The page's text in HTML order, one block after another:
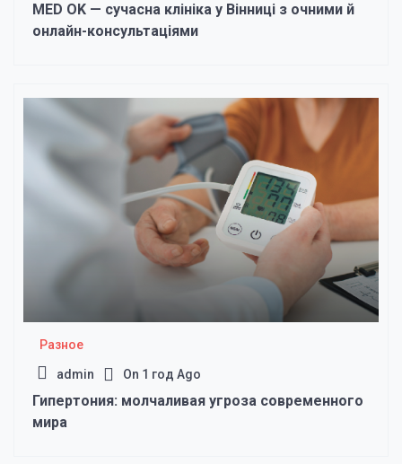
MED OK — сучасна клініка у Вінниці з очними й
онлайн-консультаціями
Разное
admin On 1 год Ago
Гипертония: молчаливая угроза современного
мира